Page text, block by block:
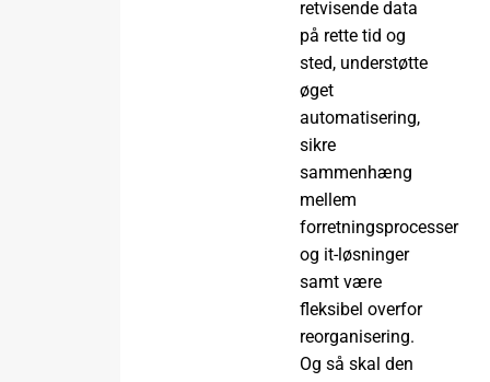
retvisende data
på rette tid og
sted, understøtte
øget
automatisering,
sikre
sammenhæng
mellem
forretningsprocesser
og it-løsninger
samt være
fleksibel overfor
reorganisering.
Og så skal den